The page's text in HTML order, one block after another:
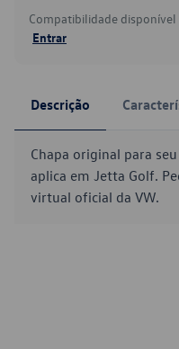
Compatibilidade
Entrar
Descrição
Chapa original para
aplica em Jetta Golf.
virtual oficial da VW.